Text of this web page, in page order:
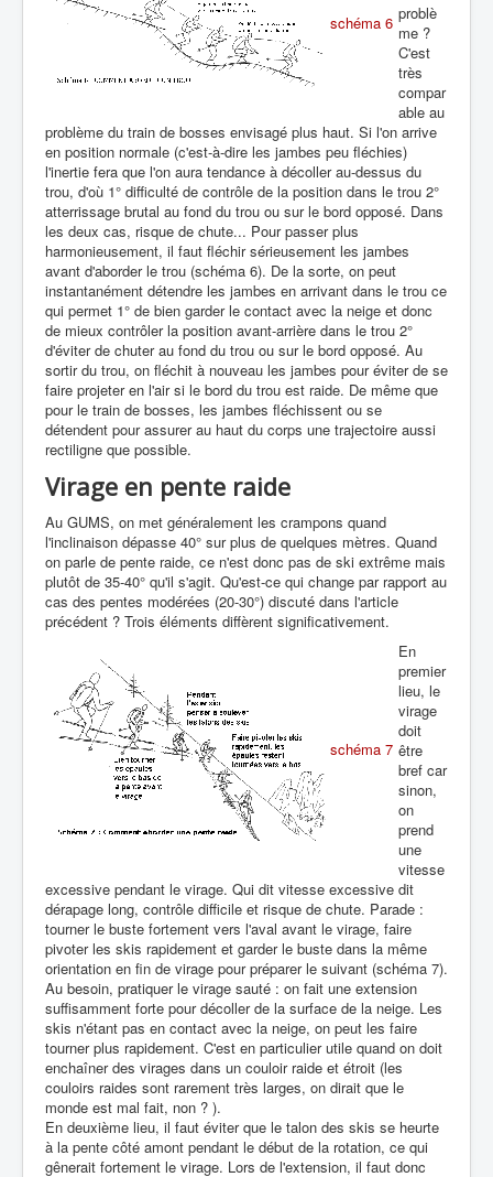
schéma 6 problè
me ?
C'est
très
compar
able au
problème du train de bosses envisagé plus haut. Si l'on arrive
en position normale (c'est-à-dire les jambes peu fléchies)
l'inertie fera que l'on aura tendance à décoller au-dessus du
trou, d'où 1° difficulté de contrôle de la position dans le trou 2°
atterrissage brutal au fond du trou ou sur le bord opposé. Dans
les deux cas, risque de chute... Pour passer plus
harmonieusement, il faut fléchir sérieusement les jambes
avant d'aborder le trou (schéma 6). De la sorte, on peut
instantanément détendre les jambes en arrivant dans le trou ce
qui permet 1° de bien garder le contact avec la neige et donc
de mieux contrôler la position avant-arrière dans le trou 2°
d'éviter de chuter au fond du trou ou sur le bord opposé. Au
sortir du trou, on fléchit à nouveau les jambes pour éviter de se
faire projeter en l'air si le bord du trou est raide. De même que
pour le train de bosses, les jambes fléchissent ou se
détendent pour assurer au haut du corps une trajectoire aussi
rectiligne que possible.
Virage en pente raide
Au GUMS, on met généralement les crampons quand
l'inclinaison dépasse 40° sur plus de quelques mètres. Quand
on parle de pente raide, ce n'est donc pas de ski extrême mais
plutôt de 35-40° qu'il s'agit. Qu'est-ce qui change par rapport au
cas des pentes modérées (20-30°) discuté dans l'article
précédent ? Trois éléments diffèrent significativement.
schéma 7
En
premier
lieu, le
virage
doit
être
bref car
sinon,
on
prend
une
vitesse
excessive pendant le virage. Qui dit vitesse excessive dit
dérapage long, contrôle difficile et risque de chute. Parade :
tourner le buste fortement vers l'aval avant le virage, faire
pivoter les skis rapidement et garder le buste dans la même
orientation en fin de virage pour préparer le suivant (schéma 7).
Au besoin, pratiquer le virage sauté : on fait une extension
suffisamment forte pour décoller de la surface de la neige. Les
skis n'étant pas en contact avec la neige, on peut les faire
tourner plus rapidement. C'est en particulier utile quand on doit
enchaîner des virages dans un couloir raide et étroit (les
couloirs raides sont rarement très larges, on dirait que le
monde est mal fait, non ? ).
En deuxième lieu, il faut éviter que le talon des skis se heurte
à la pente côté amont pendant le début de la rotation, ce qui
gênerait fortement le virage. Lors de l'extension, il faut donc